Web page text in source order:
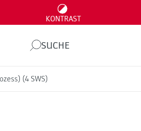
KONTRAST
SUCHE
(4 SWS)